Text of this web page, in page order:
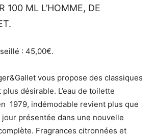
100 ML L’HOMME, DE
: 45,00€.
vous propose des classiques
désirable. L’eau de toilette
1979, indémodable revient plus que
jour présentée dans une nouvelle
Fragrances citronnées et